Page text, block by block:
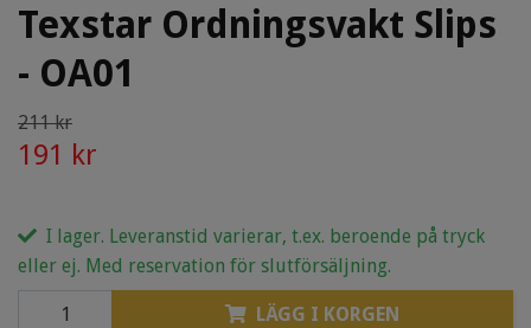
Texstar Ordningsvakt Slips
- OA01
211 kr
191 kr
I lager. Leveranstid varierar, t.ex. beroende på tryck
eller ej. Med reservation för slutförsäljning.
LÄGG I KORGEN